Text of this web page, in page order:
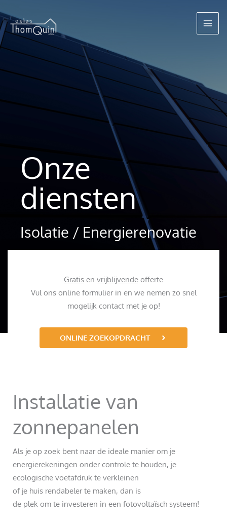
naar
de
inhoud
Onze
diensten
Isolatie / Energierenovatie
Gratis en vrijblijvende offerte
Vul ons online formulier in en we nemen zo snel
mogelijk contact met je op!
ONLINE ZOEKOPDRACHT
Installatie van
zonnepanelen
Als je op zoek bent naar de ideale manier om je
energierekeningen onder controle te houden, je
ecologische voetafdruk te verkleinen
of je huis rendabeler te maken, dan is
de plek om te investeren in een fotovoltaïsch systeem!